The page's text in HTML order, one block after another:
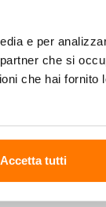
e per
che si
che hai fornito
Accetta tutti
in bocca
sia di lago che
con intingoli.